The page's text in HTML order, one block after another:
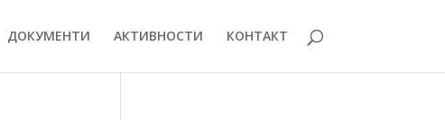
ДОКУМЕНТИ АКТИВНОСТИ КОНТАКТ